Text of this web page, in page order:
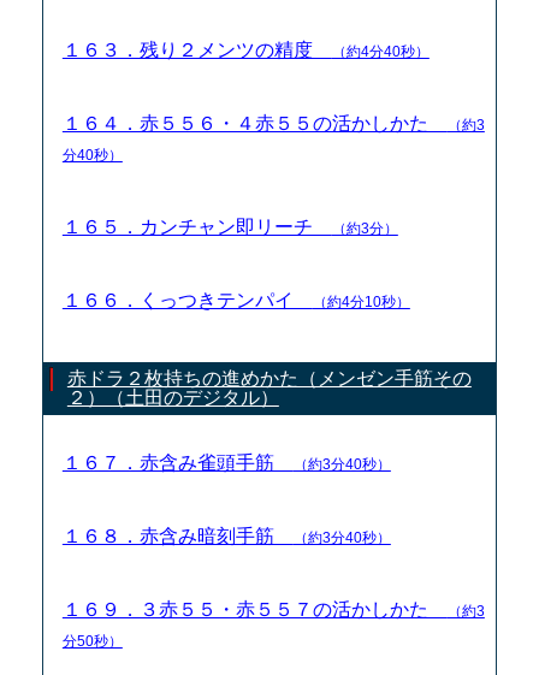
１６３．残り２メンツの精度 （約4分40秒）
１６４．赤５５６・４赤５５の活かしかた
（約3
分40秒）
１６５．カンチャン即リーチ （約3分）
１６６．くっつきテンパイ （約4分10秒）
赤ドラ２枚持ちの進めかた（メンゼン手筋その
２）（土田のデジタル）
１６７．赤含み雀頭手筋 （約3分40秒）
１６８．赤含み暗刻手筋 （約3分40秒）
１６９．３赤５５・赤５５７の活かしかた
（約3
分50秒）